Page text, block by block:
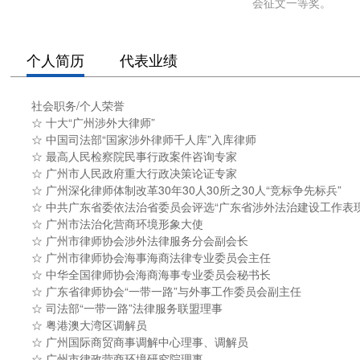
个人简历 代表业绩
社会职务/个人荣誉
☆ 十大“广州涉外大律师”
☆ 中国司法部“国家涉外律师千人库”入库律师
☆ 最高人民检察院民事行政案件咨询专家
☆ 广州市人民政府重大行政决策论证专家
☆ 广州深化律师体制改革30年30人30所之30人“竞标争先标兵”
☆ 中共广东省委依法治省委员会评选“广东省涉外法治建设工作表
☆ 广州市法治化营商环境形象大使
☆ 广州市律师协会涉外法律服务分会副会长
☆ 广州市律师协会海事海商法律专业委员会主任
☆ 中华全国律师协会海商海事专业委员会秘书长
☆ 广东省律师协会“一带一路”与外事工作委员会副主任
☆ 司法部“一带一路”法律服务联盟理事
☆ 粤港澳大湾区调解员
☆ 广州国际商贸商事调解中心理事、调解员